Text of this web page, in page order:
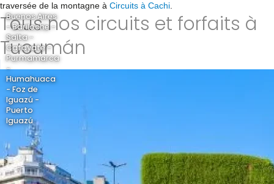
traversée de la montagne à Circuits à Cachi
Tous nos circuits et forfaits à
Tucumán
Buenos Aires
- Bariloche -
Salta -
Cafayate -
Purmamarca
-
Humahuaca
- Foz de
Iguazú -
Puerto
Iguazú